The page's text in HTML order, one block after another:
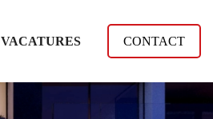
VACATURES CONTACT